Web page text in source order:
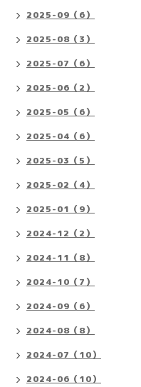
2025-09（6）
2025-08（3）
2025-07（6）
2025-06（2）
2025-05（6）
2025-04（6）
2025-03（5）
2025-02（4）
2025-01（9）
2024-12（2）
2024-11（8）
2024-10（7）
2024-09（6）
2024-08（8）
2024-07（10）
2024-06（10）